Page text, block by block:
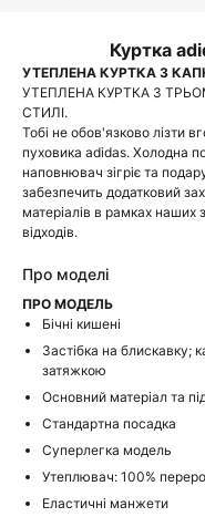
Куртка
УТЕПЛЕНА КУРТКА З
УТЕПЛЕНА КУРТКА З
СТИЛІ.
Тобі не обов'язково лізти
пуховика adidas. Холодна
наповнювач зігріє та
забезпечить додатковий
матеріалів в рамках
відходів.
Про моделі
ПРО МОДЕЛЬ
Бічні кишені
Застібка на
затяжкою
Основний матеріал та
Стандартна посадка
Суперлегка модель
Утеплювач: 100%
Еластичні манжети